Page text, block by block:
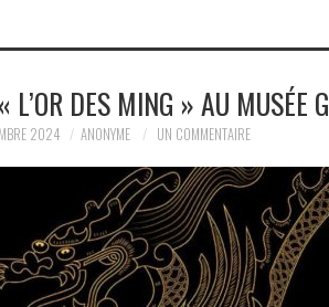
L’OR DES MING » AU MUSÉE
2024 ANONYME UN COMMENTAIRE